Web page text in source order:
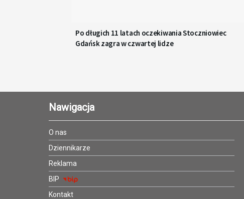
Po długich 11 latach oczekiwania Stoczniowiec
Gdańsk zagra w czwartej lidze
Nawigacja
O nas
Dziennikarze
Reklama
BIP
Kontakt